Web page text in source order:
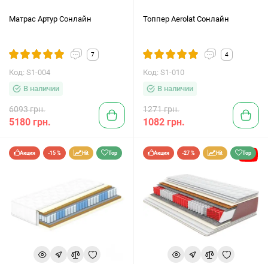
Матрас Артур Сонлайн
7
Код: S1-004
В наличии
6093 грн.
5180 грн.
Топпер Aerolat Сонлайн
4
Код: S1-010
В наличии
1271 грн.
1082 грн.
Акция -15 % Hit Top Акция -27 % Hit Top